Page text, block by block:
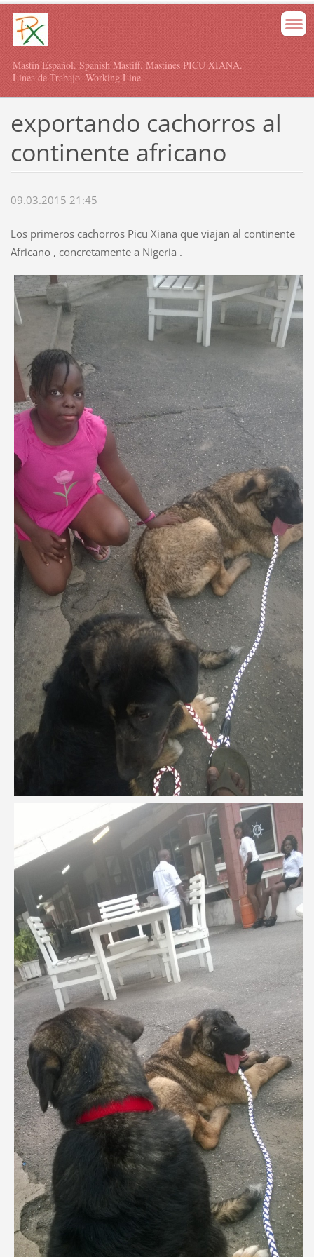
Mastín Español. Spanish Mastiff. Mastines PICU XIANA.
Linea de Trabajo. Working Line.
exportando cachorros al
continente africano
09.03.2015 21:45
Los primeros cachorros Picu Xiana que viajan al continente
Africano , concretamente a Nigeria .